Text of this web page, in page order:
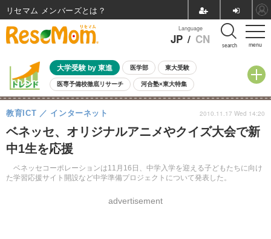
menu
Language
JP / CN search
大学受験 by 東進 医学部 東大受験
医専予備校徹底リサーチ 河合塾×東大特集
親子で考える大学選び 高校受験 中学受験 小学校受験
共通テスト 夏休み 8月開催学校説明会・相談会
8月開催イベント・WS 全国公立高校 過去問 人気記事
自由研究教材（小学生向け）
ベネッセ、オリジナルアニメやクイズ大会で新
中1生を応援
ベネッセコーポレーションは11月16日、中学入学を迎える子どもたちに向け
た学習応援サイト開設など中学準備プロジェクトについて発表した。
教育ICT インターネット
advertisement
2010.11.17 Wed 14:20
リセマム メンバーズ